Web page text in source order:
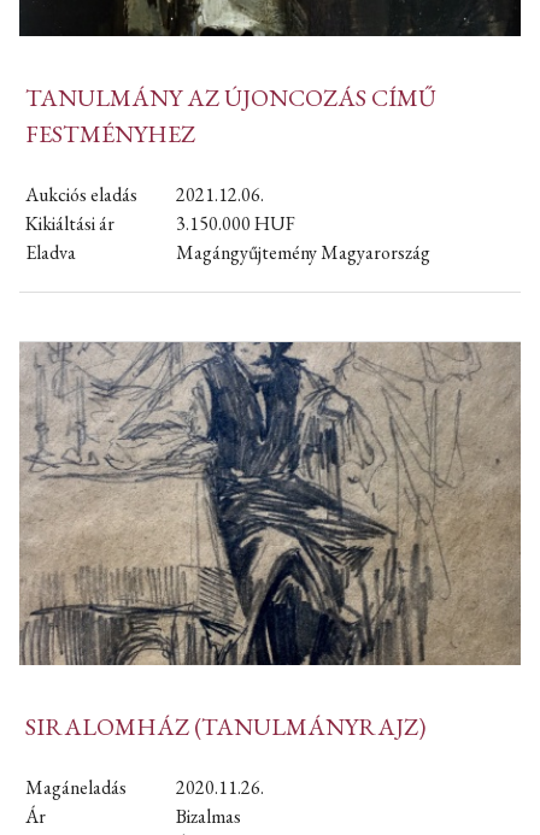
TANULMÁNY AZ ÚJONCOZÁS CÍMŰ
FESTMÉNYHEZ
Aukciós eladás
2021.12.06.
Kikiáltási ár
3.150.000HUF
Eladva
Magángyűjtemény Magyarország
SIRALOMHÁZ (TANULMÁNYRAJZ)
Magáneladás
2020.11.26.
Ár
Bizalmas